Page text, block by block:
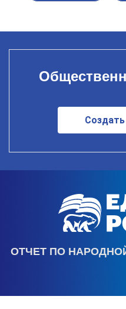
ОТЧЕТ ПО